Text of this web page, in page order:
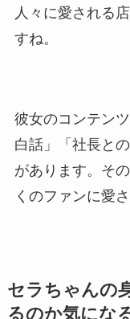
人々に愛される
すね。
彼女のコンテン
白話」「社長と
があります。そ
くのファンに愛
セラちゃんの
るのか気にな